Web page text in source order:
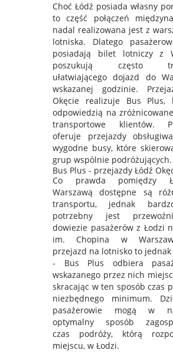
Choć Łódź posiada własny
to część połączeń
nadal realizowana jest z
lotniska. Dlatego
posiadają bilet lotniczy z
poszukują często
ułatwiającego dojazd do
wskazanej godzinie.
Okęcie realizuje Bus Plus,
odpowiedzią na
transportowe klientów.
oferuje przejazdy
wygodne busy, które
grup wspólnie podróżujących.
Bus Plus - przejazdy Łódź
Co prawda pomiędzy
Warszawą dostępne są
transportu, jednak
potrzebny jest
dowiezie pasażerów z Łodzi
im. Chopina w
przejazd na lotnisko to jednak
- Bus Plus odbiera
wskazanego przez nich
skracając w ten sposób czas
niezbędnego minimum.
pasażerowie mogą w
optymalny sposób
czas podróży, którą
miejscu, w Łodzi.